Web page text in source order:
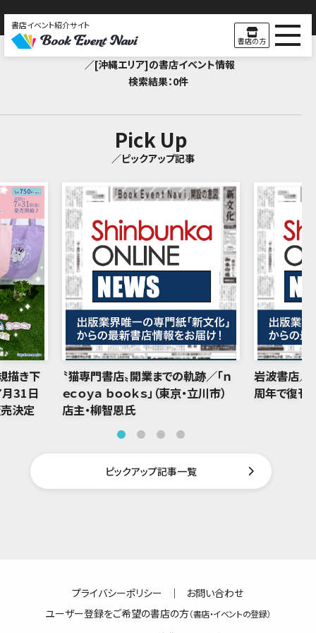
書店イベント紹介サイト
書店の方
Search Result
／[沖縄エリア]の書店イベント情報
検索結果：0件
Pick Up
／ピックアップ記事
描き下
月31日
決定
〝猫専門書店〟開業までの軌跡／「ｎ
ｅｃｏｙａ ｂｏｏｋｓ」（東京・立川市）
店主・柳智恩氏
岩波書店／
周年で復刊
ピックアップ記事一覧
プライバシーポリシー ｜
お問い合わせ
ユーザー登録をご希望の書店の方（書店・イベントの登録）